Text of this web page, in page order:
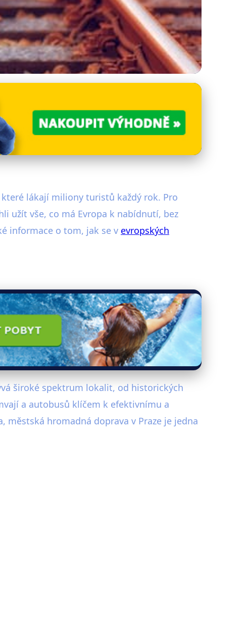
Dopravními Sítěmi
lákají miliony turistů každý rok. Pro
užít vše, co má Evropa k nabídnutí, bez
informace o tom, jak se v evropských
široké spektrum lokalit, od historických
a autobusů klíčem k efektivnímu a
hromadná doprava v Praze je jedna